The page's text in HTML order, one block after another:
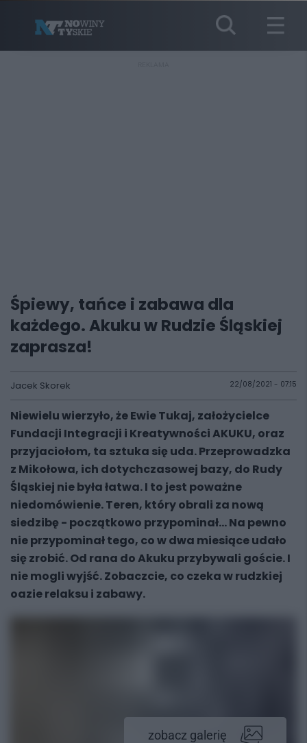
Śpiewy, tańce i zabawa dla
każdego. Akuku w Rudzie Śląskiej
zaprasza!
Jacek Skorek 22/08/2021 - 07:15
Niewielu wierzyło, że Ewie Tukaj, założycielce
Fundacji Integracji i Kreatywności AKUKU, oraz
przyjaciołom, ta sztuka się uda. Przeprowadzka
z Mikołowa, ich dotychczasowej bazy, do Rudy
Śląskiej nie była łatwa. I to jest poważne
niedomówienie. Teren, który obrali za nową
siedzibę - początkowo przypominał... Na pewno
nie przypominał tego, co w dwa miesiące udało
się zrobić. Od rana do Akuku przybywali goście. I
nie mogli wyjść. Zobaczcie, co czeka w rudzkiej
oazie relaksu i zabawy.
zobacz galerię